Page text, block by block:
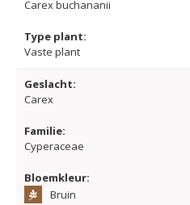
Carex buchananii
Type plant:
Vaste plant
Geslacht:
Carex
Familie:
Cyperaceae
Bloemkleur:
Bruin